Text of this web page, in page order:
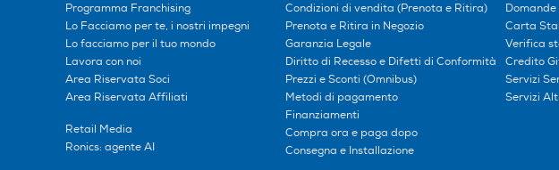
Programma Franchising
Lo Facciamo per te, i nostri impegni
Lo facciamo per il tuo mondo
Lavora con noi
Area Riservata Soci
Area Riservata Affiliati
Retail Media
Ronics: agente AI
Condizioni di vendita (Prenota e Ritira)
Prenota e Ritira in Negozio
Garanzia Legale
Diritto di Recesso e Difetti di Conformità
Prezzi e Sconti (Omnibus)
Metodi di pagamento
Finanziamenti
Compra ora e paga dopo
Consegna e Installazione
Carta
Verifica
Credito
Servizi
Servizi